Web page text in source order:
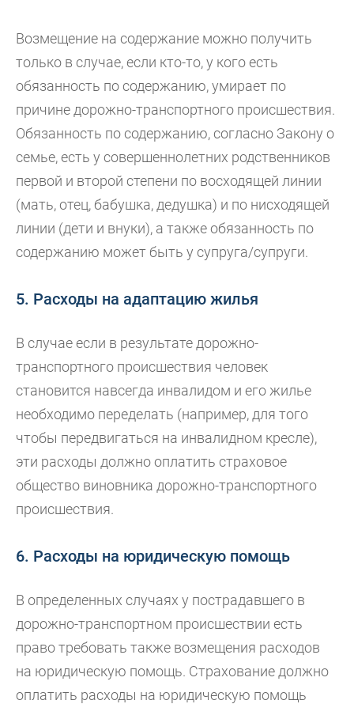
Возмещение на содержание можно получить
только в случае, если кто-то, у кого есть
обязанность по содержанию, умирает по
причине дорожно-транспортного происшествия.
Обязанность по содержанию, согласно Закону о
семье, есть у совершеннолетних родственников
первой и второй степени по восходящей линии
(мать, отец, бабушка, дедушка) и по нисходящей
линии (дети и внуки), а также обязанность по
содержанию может быть у супруга/супруги.
5. Расходы на адаптацию жилья
В случае если в результате дорожно-
транспортного происшествия человек
становится навсегда инвалидом и его жилье
необходимо переделать (например, для того
чтобы передвигаться на инвалидном кресле),
эти расходы должно оплатить страховое
общество виновника дорожно-транспортного
происшествия.
6. Расходы на юридическую помощь
В определенных случаях у пострадавшего в
дорожно-транспортном происшествии есть
право требовать также возмещения расходов
на юридическую помощь. Страхование должно
оплатить расходы на юридическую помощь